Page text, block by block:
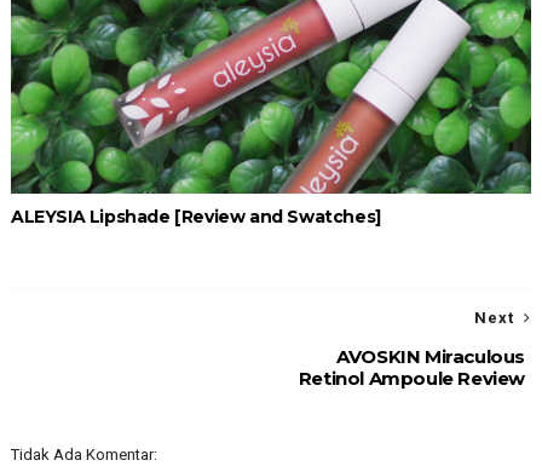
ALEYSIA Lipshade [Review and Swatches]
Next
AVOSKIN Miraculous
Retinol Ampoule Review
Tidak Ada Komentar: